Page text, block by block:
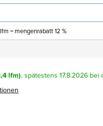
= mengenrabatt 12 %
lfm) 17.8.2026